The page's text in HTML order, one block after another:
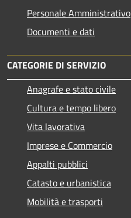
Personale Amministrativo
Documenti e dati
CATEGORIE DI SERVIZIO
Anagrafe e stato civile
Cultura e tempo libero
Vita lavorativa
Imprese e Commercio
Appalti pubblici
Catasto e urbanistica
Mobilità e trasporti